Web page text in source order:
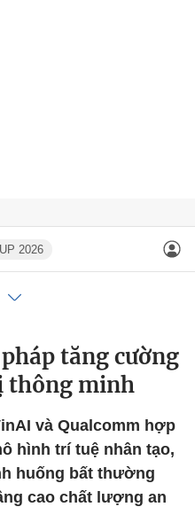
2026
tăng cường
thông minh
và Qualcomm hợp
hình trí tuệ nhân tạo,
huống bất thường
cao chất lượng an